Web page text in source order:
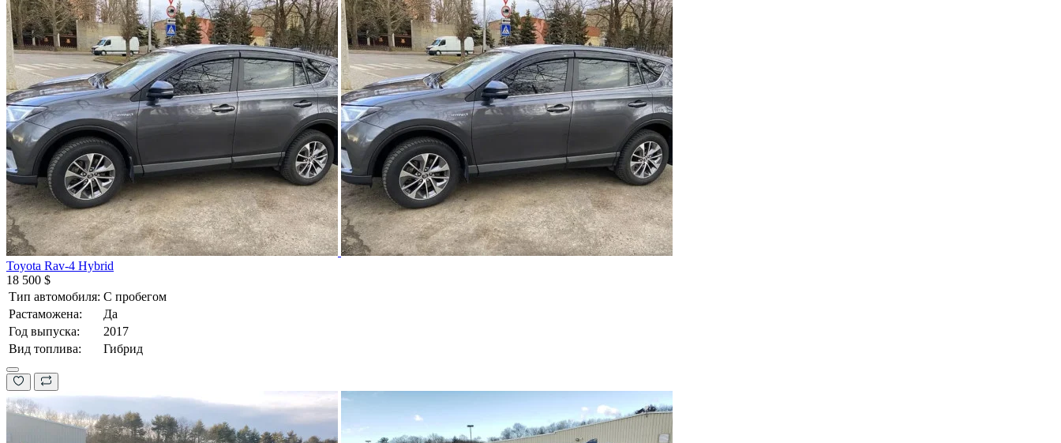
Toyota Rav-4 Hybrid
18 500 $
Тип автомобиля: С пробегом
Растаможена:
Да
Год выпуска:
2017
Вид топлива:
Гибрид